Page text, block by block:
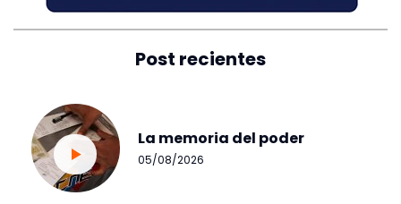
Post recientes
La memoria del poder
05/08/2026